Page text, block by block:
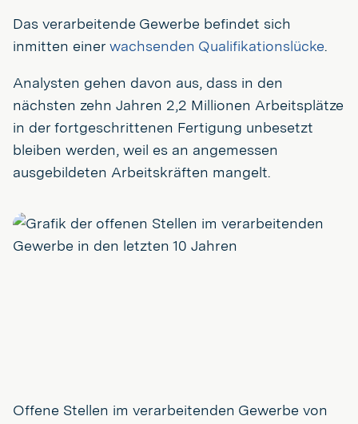
Das verarbeitende Gewerbe befindet sich
inmitten einer wachsenden Qualifikationslücke.
Analysten gehen davon aus, dass in den
nächsten zehn Jahren 2,2 Millionen Arbeitsplätze
in der fortgeschrittenen Fertigung unbesetzt
bleiben werden, weil es an angemessen
ausgebildeten Arbeitskräften mangelt.
Offene Stellen im verarbeitenden Gewerbe von